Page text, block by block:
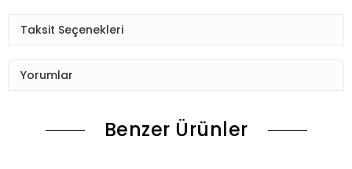
Taksit Seçenekleri
Yorumlar
Benzer Ürünler